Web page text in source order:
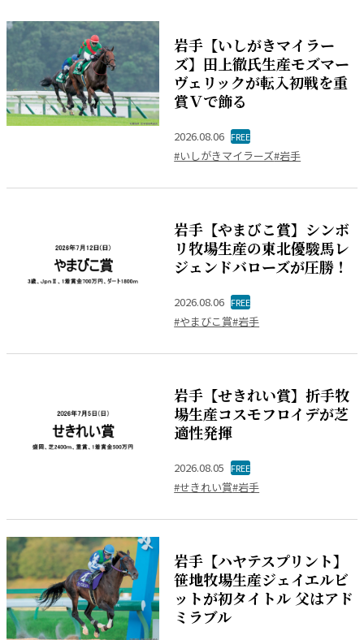
岩手【いしがきマイラー
ズ】田上徹氏生産モズマー
ヴェリックが転入初戦を重
賞Ｖで飾る
2026.08.06 FREE
#いしがきマイラーズ#岩手
岩手【やまびこ賞】シンボ
リ牧場生産の東北優駿馬レ
ジェンドバローズが圧勝！
2026.08.06 FREE
#やまびこ賞#岩手
岩手【せきれい賞】折手牧
場生産コスモフロイデが芝
適性発揮
2026.08.05 FREE
#せきれい賞#岩手
岩手【ハヤテスプリント】
笹地牧場生産ジェイエルビ
ットが初タイトル 父はアド
ミラブル